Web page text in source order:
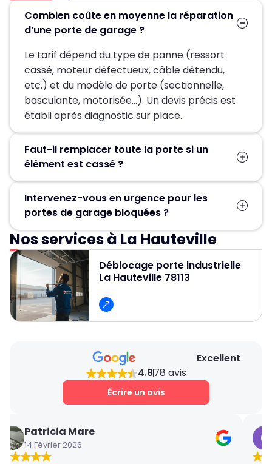
Combien coûte en moyenne la réparation
d’une porte de garage ?
Le tarif dépend du type de panne (ressort
cassé, moteur défectueux, câble détendu,
etc.) et du modèle de porte (sectionnelle,
basculante, motorisée…). Un devis précis est
établi après diagnostic sur place.
Faut-il remplacer toute la porte si un
élément est cassé ?
les pièces défectueuses (ressort, moteur,
câbles, rails) sont remplacées, ce qui permet
d’éviter un changement complet de la porte.
Intervenez-vous en urgence pour les
portes de garage bloquées ?
Oui, un service d’urgence est disponible
24h/24 et 7j/7 pour débloquer et réparer
rapidement les portes de garage.
Nos services à La Hauteville
Déblocage porte industrielle
La Hauteville 78113
Excellent
4.878 avis
Écrire un avis
Patricia Mare
14 Février 2026